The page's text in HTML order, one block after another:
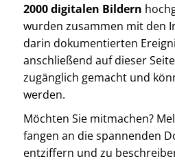
2000 digitalen Bildern
wurden zusammen mit den
darin dokumentierten
anschließend auf dieser
zugänglich gemacht und
werden.
Möchten Sie mitmachen?
fangen an die spannenden
entziffern und zu